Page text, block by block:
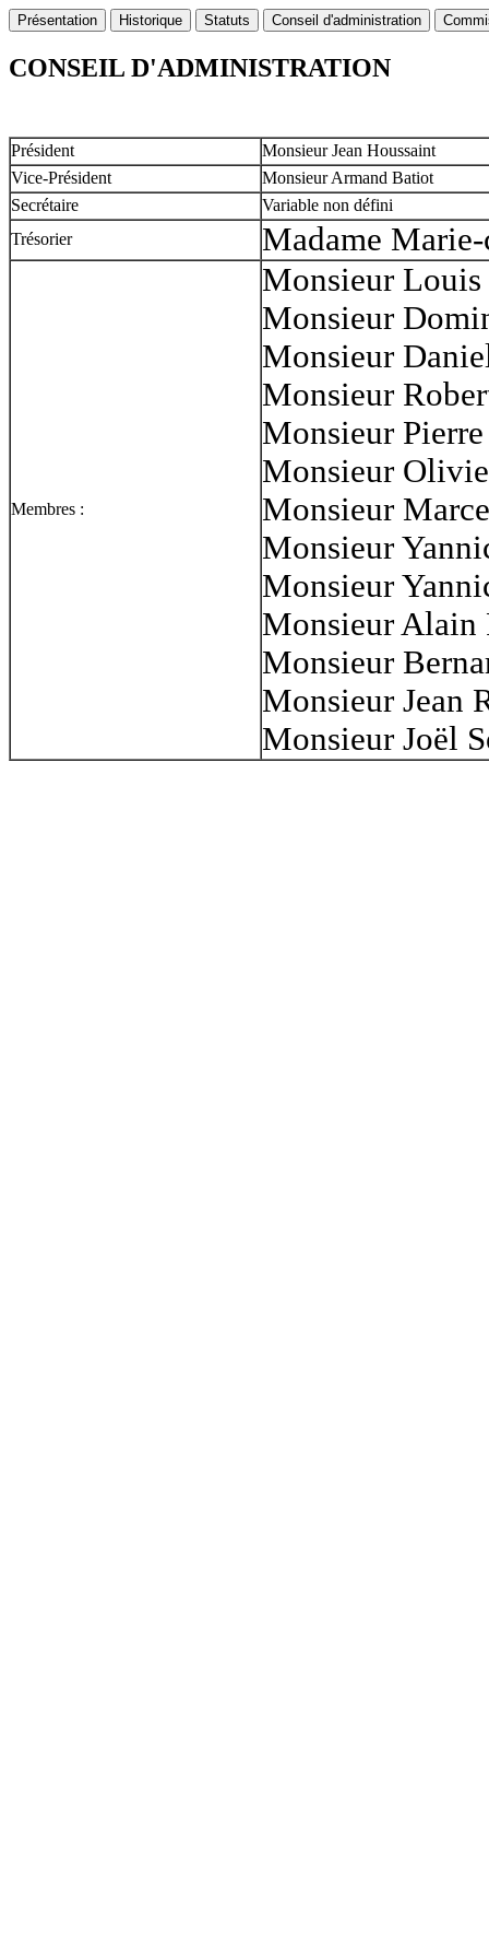
Présentation Historique Statuts Conseil d'administration
CONSEIL D'ADMINISTRATION
Président
Monsieur Jean Houssaint
Vice-Président
Monsieur Armand Batiot
Secrétaire
Variable non défini
Trésorier
Madame
Membres :
Monsieur Louis
Monsieur
Monsieur
Monsieur
Monsieur
Monsieur
Monsieur
Monsieur
Monsieur
Monsieur Alain
Monsieur
Monsieur Jean
Monsieur Joël